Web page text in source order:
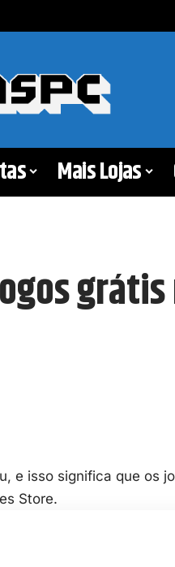
Mais Lojas
e isso significa que os
Store.